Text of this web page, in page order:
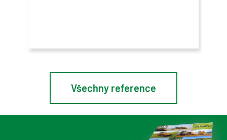
Všechny reference